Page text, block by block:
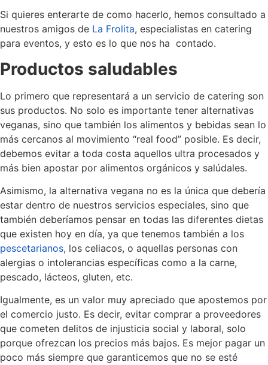
Si quieres enterarte de como hacerlo, hemos consultado a
nuestros amigos de La Frolita, especialistas en catering
para eventos, y esto es lo que nos ha contado.
Productos saludables
Lo primero que representará a un servicio de catering son
sus productos. No solo es importante tener alternativas
veganas, sino que también los alimentos y bebidas sean lo
más cercanos al movimiento “real food” posible. Es decir,
debemos evitar a toda costa aquellos ultra procesados y
más bien apostar por alimentos orgánicos y salúdales.
Asimismo, la alternativa vegana no es la única que debería
estar dentro de nuestros servicios especiales, sino que
también deberíamos pensar en todas las diferentes dietas
que existen hoy en día, ya que tenemos también a los
pescetarianos, los celiacos, o aquellas personas con
alergias o intolerancias específicas como a la carne,
pescado, lácteos, gluten, etc.
Igualmente, es un valor muy apreciado que apostemos por
el comercio justo. Es decir, evitar comprar a proveedores
que cometen delitos de injusticia social y laboral, solo
porque ofrezcan los precios más bajos. Es mejor pagar un
poco más siempre que garanticemos que no se esté